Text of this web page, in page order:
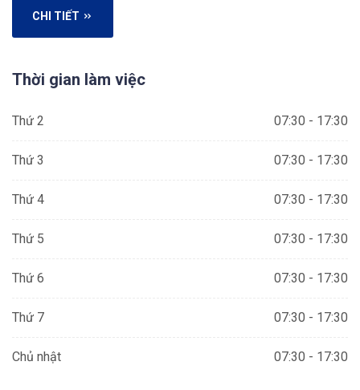
CHI TIẾT
Thời gian làm việc
Thứ 2 07:30 - 17:30
Thứ 3 07:30 - 17:30
Thứ 4 07:30 - 17:30
Thứ 5 07:30 - 17:30
Thứ 6 07:30 - 17:30
Thứ 7 07:30 - 17:30
Chủ nhật 07:30 - 17:30